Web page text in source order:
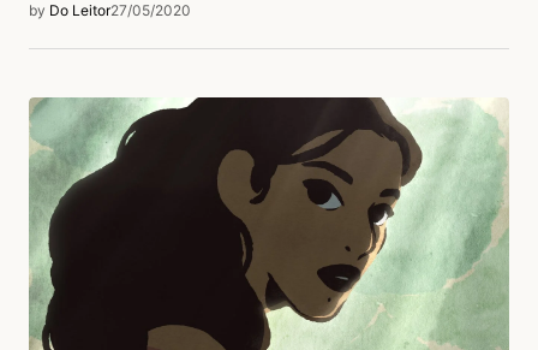
Sabota
10/08/2020 às 2:19 PM
Desculpa cara! Mas esse poster eh do
filme! E ele tá certo… O T tá de cabeça
pra baixo… E forma ten ten…
Acesse para responder
by Do Leitor27/05/2020